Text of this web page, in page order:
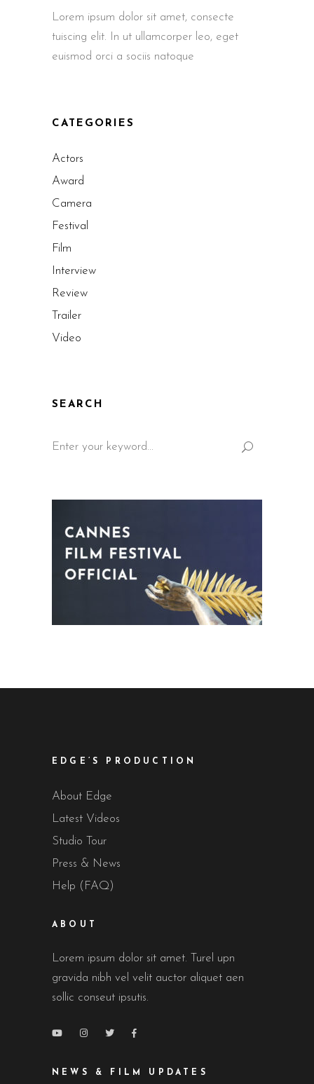
Lorem ipsum dolor sit amet, consecte
tuiscing elit. In ut ullamcorper leo, eget
euismod orci a sociis natoque
CATEGORIES
Actors
Award
Camera
Festival
Film
Interview
Review
Trailer
Video
SEARCH
for:
EDGE’S PRODUCTION
About Edge
Latest Videos
Studio Tour
Press & News
Help (FAQ)
ABOUT
Lorem ipsum dolor sit amet. Turel upn
gravida nibh vel velit auctor aliquet aen
sollic conseut ipsutis.
NEWS & FILM UPDATES